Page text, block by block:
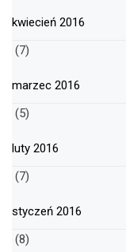
kwiecień 2016
(7)
marzec 2016
(5)
luty 2016
(7)
styczeń 2016
(8)